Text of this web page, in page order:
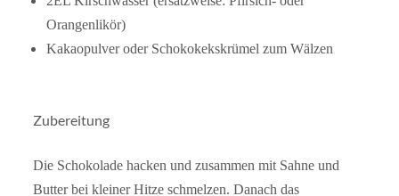
Orangenlikör)
Kakaopulver oder Schokokekskrümel zum Wälzen
Zubereitung
Die Schokolade hacken und zusammen mit Sahne und
Butter bei kleiner Hitze schmelzen. Danach das